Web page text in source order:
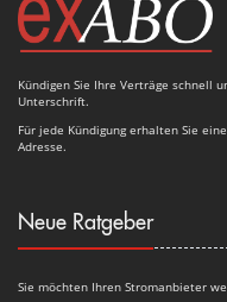
Kündigen Sie Ihre Verträge schnell
Unterschrift.
Für jede Kündigung erhalten Sie
Adresse.
Neue Ratgeber
Sie möchten Ihren Stromanbieter